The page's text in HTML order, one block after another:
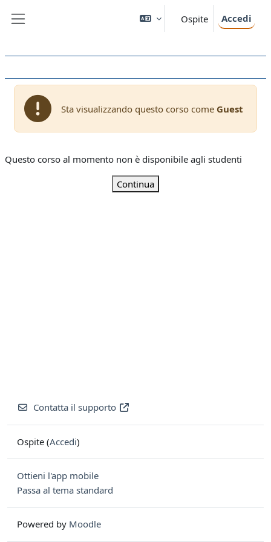
Ospite Accedi
Sta visualizzando questo corso come Guest
Questo corso al momento non è disponibile agli studenti
Continua
Contatta il supporto
Ospite (Accedi)
Ottieni l'app mobile
Passa al tema standard
Powered by Moodle